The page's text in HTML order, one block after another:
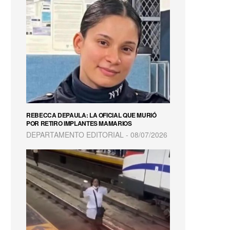
REBECCA DEPAULA: LA OFICIAL QUE MURIÓ
POR RETIRO IMPLANTES MAMARIOS
DEPARTAMENTO EDITORIAL 08/07/2026